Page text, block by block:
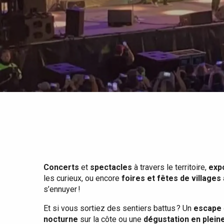
Tout l'agenda
Eté
Quand il pleut
Avec les enfants
Entre amis
Lieux branchés
Meilleurs brunch
Restaurants avec vue
Séjours en bord de
mer
Séjours en train
Concerts et spectacles à travers le territoire,
les curieux, ou encore foires et fêtes de villages
s’ennuyer !
Et si vous sortiez des sentiers battus ? Un escape
nocturne sur la côte ou une dégustation en